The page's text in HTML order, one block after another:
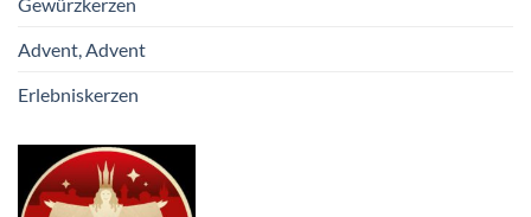
Advent, Advent
Erlebniskerzen